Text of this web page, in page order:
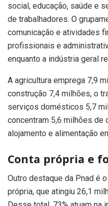
social, educação, saúde e
de trabalhadores. O
comunicação e atividades
profissionais e
enquanto a indústria geral
A agricultura emprega 7,9
construção 7,4 milhões, o
serviços domésticos 5,7
concentram 5,6 milhões de
alojamento e alimentação
Conta própria e
Outro destaque da Pnad é
própria, que atingiu 26,1